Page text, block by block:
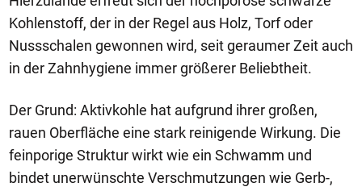
Kohlenstoff, der in der Regel aus Holz, Torf oder
Nussschalen gewonnen wird, seit geraumer Zeit auch
in der Zahnhygiene immer größerer Beliebtheit.
Der Grund: Aktivkohle hat aufgrund ihrer großen,
rauen Oberfläche eine stark reinigende Wirkung. Die
feinporige Struktur wirkt wie ein Schwamm und
bindet unerwünschte Verschmutzungen wie Gerb-,